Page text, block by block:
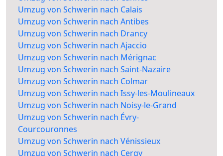
Umzug von Schwerin nach Calais
Umzug von Schwerin nach Antibes
Umzug von Schwerin nach Drancy
Umzug von Schwerin nach Ajaccio
Umzug von Schwerin nach Mérignac
Umzug von Schwerin nach Saint-Nazaire
Umzug von Schwerin nach Colmar
Umzug von Schwerin nach Issy-les-Moulineaux
Umzug von Schwerin nach Noisy-le-Grand
Umzug von Schwerin nach Évry-
Courcouronnes
Umzug von Schwerin nach Vénissieux
Umzug von Schwerin nach Cergy